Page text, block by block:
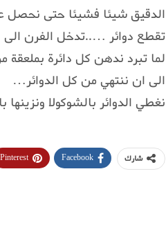
الدقيق شيئا فشيئا حتى نحصل
تقطع دوائر …..تدخل الفرن
لما تبرد ندهن كل دائرة بملعقة
الى ان ننتهي من كل الدوائر…
نغطي الدوائر بالشوكولا ونزينها
شارك Facebook
Pinterest